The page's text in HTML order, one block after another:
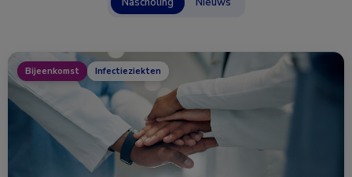
Bijeenkomst Infectieziekten